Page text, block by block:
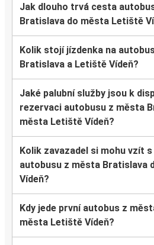
Jak dlouho trvá cesta
Bratislava do města Letiště
Kolik stojí jízdenka na
Bratislava a Letiště Vídeň?
Jaké palubní služby jsou k
rezervaci autobusu z města
města Letiště Vídeň?
Kolik zavazadel si mohu vzít
autobusu z města Bratislava
Vídeň?
Kdy jede první autobus z
města Letiště Vídeň?